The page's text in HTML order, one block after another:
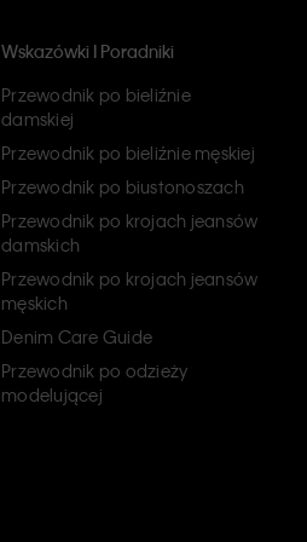
Wskazówki I Poradniki
Przewodnik po bieliźnie
damskiej
Przewodnik po bieliźnie męskiej
Przewodnik po biustonoszach
Przewodnik po krojach jeansów
damskich
Przewodnik po krojach jeansów
męskich
Denim Care Guide
Przewodnik po odzieży
modelującej